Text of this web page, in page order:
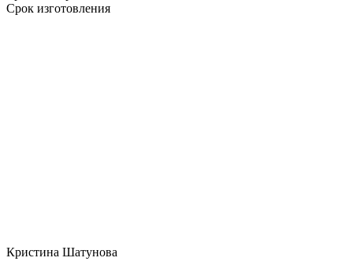
Срок изготовления
Кристина Шатунова